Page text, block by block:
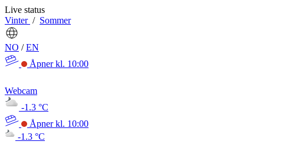
Live status
Vinter / Sommer
NO / EN
Åpner kl. 10:00
Webcam
-1.3 °C
Åpner kl. 10:00
-1.3 °C